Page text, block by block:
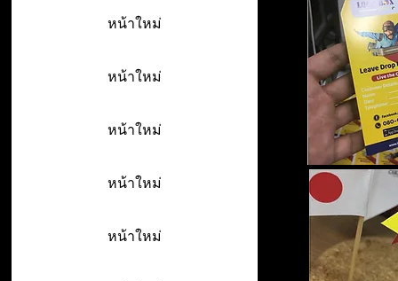
หน้าใหม่
หน้าใหม่
หน้าใหม่
หน้าใหม่
หน้าใหม่